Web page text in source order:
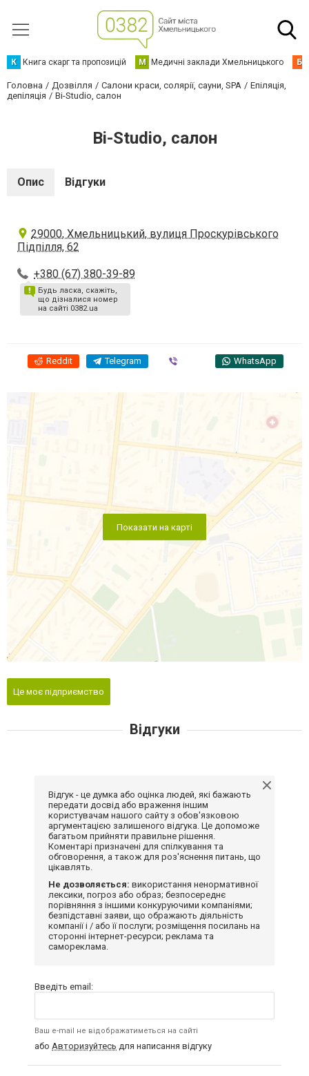
К Книга скарг та пропозицій М Медичні заклади Хмельницького Б
Головна Дозвілля Салони краси, солярії, сауни, SPA
Епіляція,
депіляція
Bi-Studio, салон
Bi-Studio, салон
Опис Відгуки
29000, Хмельницький, вулиця Проскурівського
Підпілля, 62
+380 (67) 380-39-89
Будь ласка, скажіть,
що дізналися номер
на сайті 0382.ua
Reddit Telegram WhatsApp
Показати на карті
Це моє підприємство
Відгуки
Відгук - це думка або оцінка людей, які бажають
передати досвід або враження іншим
користувачам нашого сайту з обов'язковою
аргументацією залишеного відгука. Це допоможе
багатьом прийняти правильне рішення.
Коментарі призначені для спілкування та
обговорення, а також для роз'яснення питань, що
цікавлять.
Не дозволяється: використання ненормативної
лексики, погроз або образ; безпосереднє
порівняння з іншими конкуруючими компаніями;
безпідставні заяви, що ображають діяльність
компанії і / або її послуги; розміщення посилань на
сторонні інтернет-ресурси; реклама та
самореклама.
Введіть email:
Ваш e-mail не відображатиметься на сайті
або Авторизуйтесь для написання відгуку